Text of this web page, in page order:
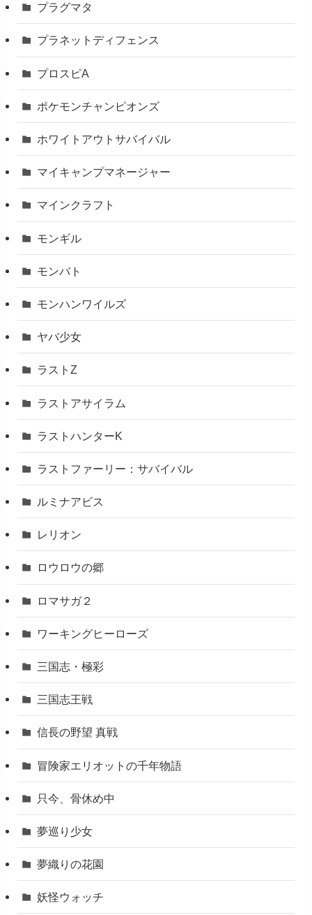
プラグマタ
プラネットディフェンス
プロスピA
ポケモンチャンピオンズ
ホワイトアウトサバイバル
マイキャンプマネージャー
マインクラフト
モンギル
モンバト
モンハンワイルズ
ヤバ少女
ラストZ
ラストアサイラム
ラストハンターK
ラストファーリー：サバイバル
ルミナアビス
レリオン
ロウロウの郷
ロマサガ２
ワーキングヒーローズ
三国志・極彩
三国志王戦
信長の野望 真戦
冒険家エリオットの千年物語
只今、骨休め中
夢巡り少女
夢織りの花園
妖怪ウォッチ